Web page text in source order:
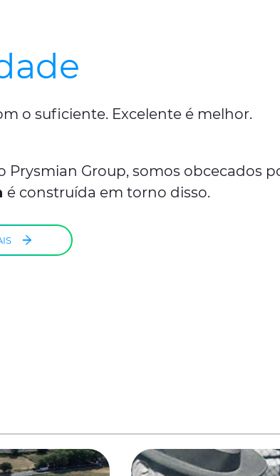
o suficiente. Excelente é melhor.
Prysmian Group, somos obcecados
é construída em torno disso.